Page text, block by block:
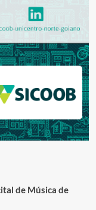
de Música de